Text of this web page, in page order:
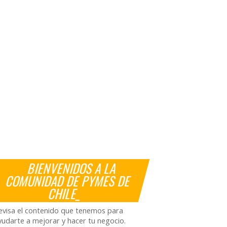
BIENVENIDOS A LA
COMUNIDAD DE PYMES DE
CHILE_
el contenido que tenemos para
a mejorar y hacer tu negocio.